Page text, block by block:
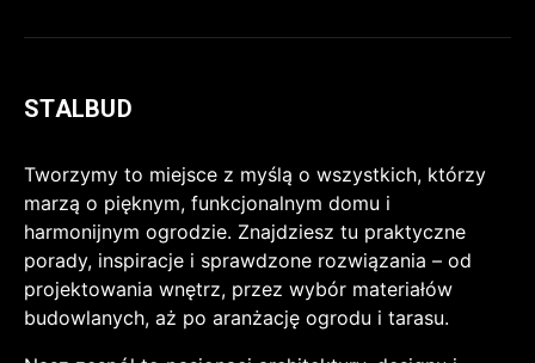
STALBUD
Tworzymy to miejsce z myślą o wszystkich, którzy
marzą o pięknym, funkcjonalnym domu i
harmonijnym ogrodzie. Znajdziesz tu praktyczne
porady, inspiracje i sprawdzone rozwiązania – od
projektowania wnętrz, przez wybór materiałów
budowlanych, aż po aranżację ogrodu i tarasu.